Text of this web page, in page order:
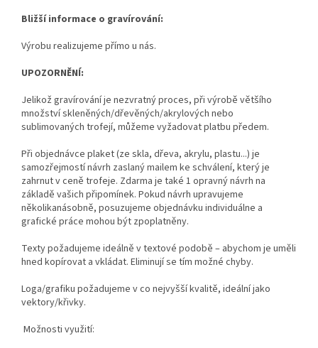
Bližší informace o gravírování:
Výrobu realizujeme přímo u nás.
UPOZORNĚNÍ:
Jelikož gravírování je nezvratný proces, při výrobě většího
množství skleněných/dřevěných/akrylových nebo
sublimovaných trofejí, můžeme vyžadovat platbu předem.
Při objednávce plaket (ze skla, dřeva, akrylu, plastu...) je
samozřejmostí návrh zaslaný mailem ke schválení, který je
zahrnut v ceně trofeje. Zdarma je také 1 opravný návrh na
základě vašich připomínek. Pokud návrh upravujeme
několikanásobně, posuzujeme objednávku individuálne a
grafické práce mohou být zpoplatněny.
Texty požadujeme ideálně v textové podobě – abychom je uměli
hned kopírovat a vkládat. Eliminují se tím možné chyby.
Loga/grafiku požadujeme v co nejvyšší kvalitě, ideální jako
vektory/křivky.
Možnosti využití: